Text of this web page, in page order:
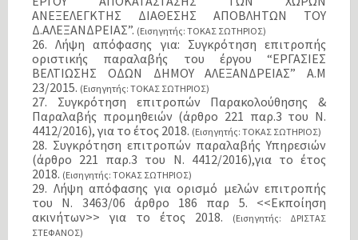
ΑΝΕΞΕΛΕΓΚΤΗΣ ΔΙΑΘΕΣΗΣ ΑΠΟΒΛΗΤΩΝ ΤΟΥ
Δ.ΑΛΕΞΑΝΔΡΕΙΑΣ”. (Εισηγητής: ΤΟΚΑΣ ΣΩΤΗΡΙΟΣ)
26. Λήψη απόφασης για: Συγκρότηση επιτροπής
οριστικής παραλαβής του έργου “ΕΡΓΑΣΙΕΣ
ΒΕΛΤΙΩΣΗΣ ΟΔΩΝ ΔΗΜΟΥ ΑΛΕΞΑΝΔΡΕΙΑΣ” Α.Μ
23/2015. (Εισηγητής: ΤΟΚΑΣ ΣΩΤΗΡΙΟΣ)
27. Συγκρότηση επιτροπών Παρακολούθησης &
Παραλαβής προμηθειών (άρθρο 221 παρ.3 του Ν.
4412/2016), για το έτος 2018. (Εισηγητής: ΤΟΚΑΣ ΣΩΤΗΡΙΟΣ)
28. Συγκρότηση επιτροπών παραλαβής Υπηρεσιών
(άρθρο 221 παρ.3 του Ν. 4412/2016),για το έτος
2018. (Εισηγητής: ΤΟΚΑΣ ΣΩΤΗΡΙΟΣ)
29. Λήψη απόφασης για ορισμό μελών επιτροπής
του Ν. 3463/06 άρθρο 186 παρ 5. <<Εκποίηση
ακινήτων>> για το έτος 2018.
(Εισηγητής: ΔΡΙΣΤΑΣ
ΣΤΕΦΑΝΟΣ)